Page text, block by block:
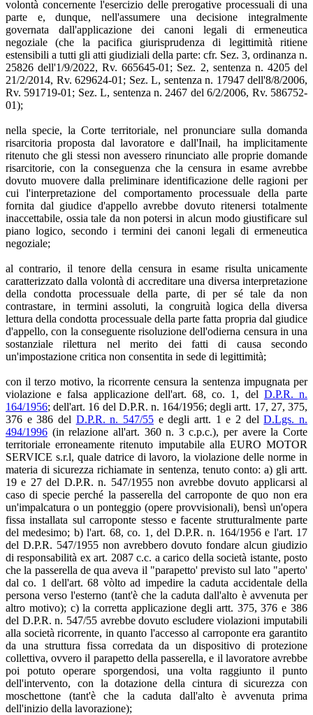
volontà concernente l'esercizio delle prerogative processuali di una
parte e, dunque, nell'assumere una decisione integralmente
governata dall'applicazione dei canoni legali di ermeneutica
negoziale (che la pacifica giurisprudenza di legittimità ritiene
estensibili a tutti gli atti giudiziali della parte: cfr. Sez. 3, ordinanza n.
25826 dell'1/9/2022, Rv. 665645-01; Sez. 2, sentenza n. 4205 del
21/2/2014, Rv. 629624-01; Sez. L, sentenza n. 17947 dell'8/8/2006,
Rv. 591719-01; Sez. L, sentenza n. 2467 del 6/2/2006, Rv. 586752-
01);
nella specie, la Corte territoriale, nel pronunciare sulla domanda
risarcitoria proposta dal lavoratore e dall'Inail, ha implicitamente
ritenuto che gli stessi non avessero rinunciato alle proprie domande
risarcitorie, con la conseguenza che la censura in esame avrebbe
dovuto muovere dalla preliminare identificazione delle ragioni per
cui l'interpretazione del comportamento processuale della parte
fornita dal giudice d'appello avrebbe dovuto ritenersi totalmente
inaccettabile, ossia tale da non potersi in alcun modo giustificare sul
piano logico, secondo i termini dei canoni legali di ermeneutica
negoziale;
al contrario, il tenore della censura in esame risulta unicamente
caratterizzato dalla volontà di accreditare una diversa interpretazione
della condotta processuale della parte, di per sé tale da non
contrastare, in termini assoluti, la congruità logica della diversa
lettura della condotta processuale della parte fatta propria dal giudice
d'appello, con la conseguente risoluzione dell'odierna censura in una
sostanziale rilettura nel merito dei fatti di causa secondo
un'impostazione critica non consentita in sede di legittimità;
con il terzo motivo, la ricorrente censura la sentenza impugnata per
violazione e falsa applicazione dell'art. 68, co. 1, del D.P.R. n.
164/1956; dell'art. 16 del D.P.R. n. 164/1956; degli artt. 17, 27, 375,
376 e 386 del D.P.R. n. 547/55 e degli artt. 1 e 2 delD.Lgs. n.
494/1996 (in relazione all'art. 360 n. 3 c.p.c.), per avere la Corte
territoriale erroneamente ritenuto imputabile alla EURO MOTOR
SERVICE s.r.l, quale datrice di lavoro, la violazione delle norme in
materia di sicurezza richiamate in sentenza, tenuto conto: a) gli artt.
19 e 27 del D.P.R. n. 547/1955 non avrebbe dovuto applicarsi al
caso di specie perché la passerella del carroponte de quo non era
un'impalcatura o un ponteggio (opere provvisionali), bensì un'opera
fissa installata sul carroponte stesso e facente strutturalmente parte
del medesimo; b) l'art. 68, co. 1, del D.P.R. n. 164/1956 e l'art. 17
del D.P.R. 547/1955 non avrebbero dovuto fondare alcun giudizio
di responsabilità ex art. 2087 c.c. a carico della società istante, posto
che la passerella de qua aveva il "parapetto' previsto sul lato "aperto'
dal co. 1 dell'art. 68 vòlto ad impedire la caduta accidentale della
persona verso l'esterno (tant'è che la caduta dall'alto è avvenuta per
altro motivo); c) la corretta applicazione degli artt. 375, 376 e 386
del D.P.R. n. 547/55 avrebbe dovuto escludere violazioni imputabili
alla società ricorrente, in quanto l'accesso al carroponte era garantito
da una struttura fissa corredata da un dispositivo di protezione
collettiva, ovvero il parapetto della passerella, e il lavoratore avrebbe
poi potuto operare sporgendosi, una volta raggiunto il punto
dell'intervento, con la dotazione della cintura di sicurezza con
moschettone (tant'è che la caduta dall'alto è avvenuta prima
dell'inizio della lavorazione);